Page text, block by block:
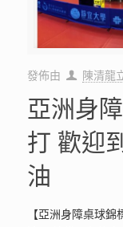
發佈由 陳清龍
亞洲身
打 歡迎
油
【亞洲身障桌球